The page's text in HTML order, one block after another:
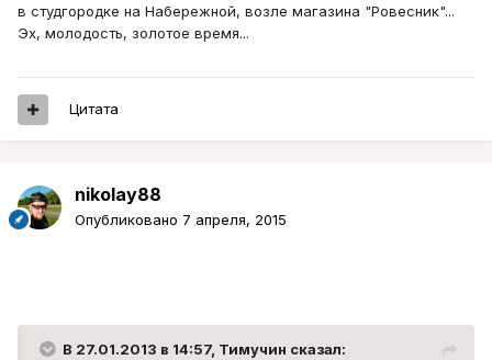
в студгородке на Набережной, возле магазина "Ровесник"...
Эх, молодость, золотое время...
Цитата
nikolay88
Опубликовано 7 апреля, 2015
В 27.01.2013 в 14:57, Тимучин сказал: